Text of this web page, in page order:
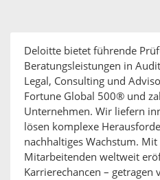
Deloitte bietet führende
Beratungsleistungen in
Legal, Consulting und
Fortune Global 500® und
Unternehmen. Wir liefern
lösen komplexe
nachhaltiges Wachstum.
Mitarbeitenden weltweit
Karrierechancen – getragen